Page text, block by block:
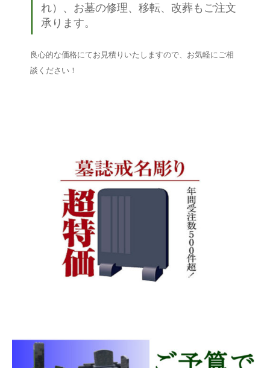
れ）、お墓の修理、移転、改葬もご注文
承ります。
良心的な価格にてお見積りいたしますので、お気軽にご相
談ください！